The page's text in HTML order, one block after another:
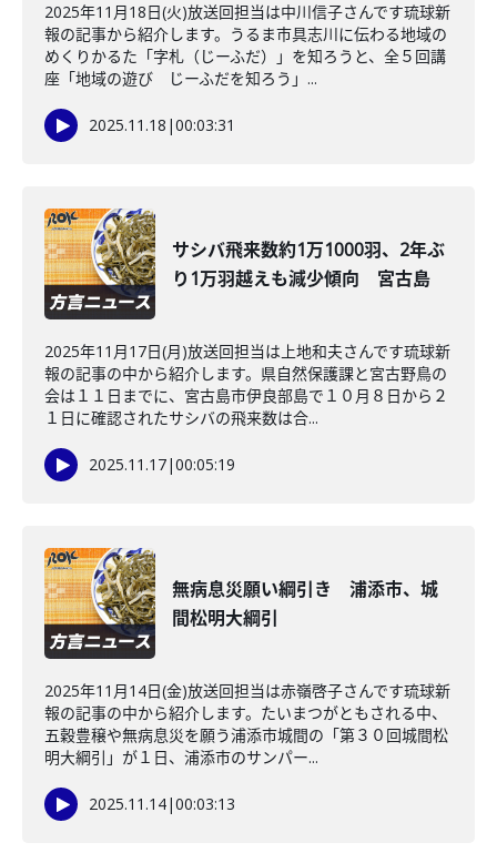
2025年11月18日(火)放送回担当は中川信子さんです琉球新
報の記事から紹介します。うるま市具志川に伝わる地域の
めくりかるた「字札（じーふだ）」を知ろうと、全５回講
座「地域の遊び じーふだを知ろう」...
2025.11.18 |00:03:31
サシバ飛来数約1万1000羽、2年ぶ
り1万羽越えも減少傾向 宮古島
2025年11月17日(月)放送回担当は上地和夫さんです琉球新
報の記事の中から紹介します。県自然保護課と宮古野鳥の
会は１１日までに、宮古島市伊良部島で１０月８日から２
１日に確認されたサシバの飛来数は合...
2025.11.17|00:05:19
無病息災願い綱引き 浦添市、城
間松明大綱引
2025年11月14日(金)放送回担当は赤嶺啓子さんです琉球新
報の記事の中から紹介します。たいまつがともされる中、
五穀豊穣や無病息災を願う浦添市城間の「第３０回城間松
明大綱引」が１日、浦添市のサンパー...
2025.11.14|00:03:13